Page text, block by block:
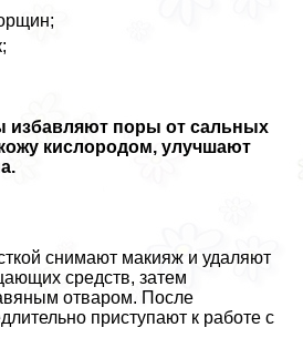
избавляют поры от сальных
кислородом, улучшают
снимают макияж и удаляют
средств, затем
отваром. После
приступают к работе с